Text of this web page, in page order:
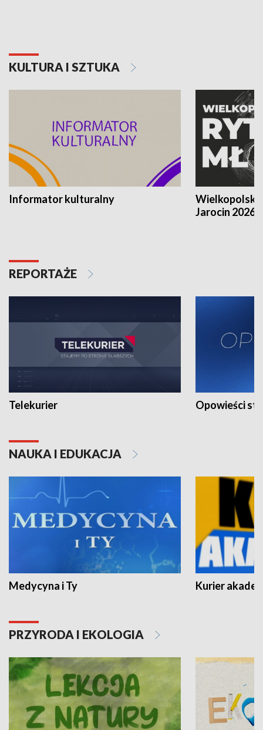
KULTURA I SZTUKA
Informator kulturalny
Jarocin 2026
REPORTAŻE
Telekurier Opowieści
NAUKA I EDUKACJA
Medycyna i Ty Kurier
PRZYRODA I EKOLOGIA